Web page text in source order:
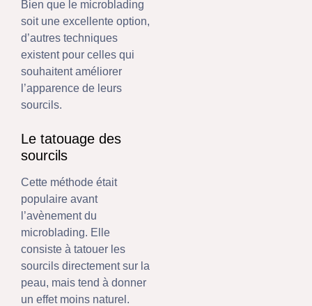
Bien que le microblading
soit une excellente option,
d’autres techniques
existent pour celles qui
souhaitent améliorer
l’apparence de leurs
sourcils.
Le tatouage des
sourcils
Cette méthode était
populaire avant
l’avènement du
microblading. Elle
consiste à tatouer les
sourcils directement sur la
peau, mais tend à donner
un effet moins naturel.